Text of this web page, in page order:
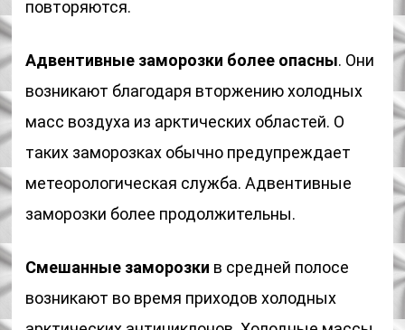
повторяются.
Адвентивные заморозки более опасны. Они
возникают благодаря вторжению холодных
масс воздуха из арктических областей. О
таких заморозках обычно предупреждает
метеорологическая служба. Адвентивные
заморозки более продолжительны.
Смешанные заморозки в средней полосе
возникают во время приходов холодных